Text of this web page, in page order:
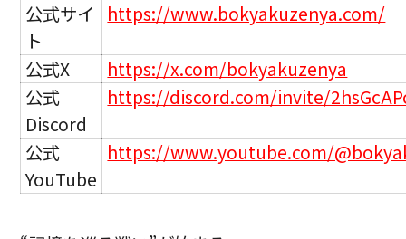
公式サイ
ト
https://www.bokyakuzenya.com/
公式X
https://x.com/bokyakuzenya
公式
Discord
https://discord.com/invite/
公式
YouTube
https://www.youtube.com/